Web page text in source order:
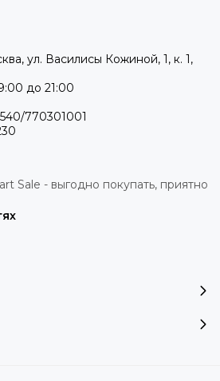
ул. Василисы Кожиной, 1, к. 1,
до 21:00
770301001
Sale - выгодно покупать, приятно